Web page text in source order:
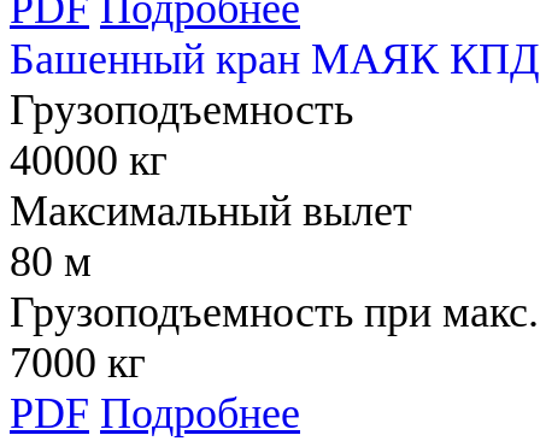
Башенный кран МАЯК КПД
Грузоподъемность
40000 кг
Максимальный вылет
80 м
Грузоподъемность при
7000 кг
PDF Подробнее